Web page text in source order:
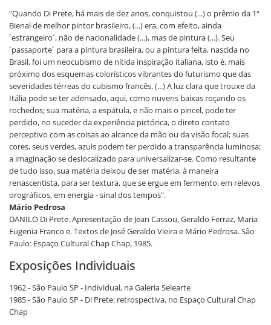
"Quando Di Prete, há mais de dez anos, conquistou (...) o prêmio da 1ª
Bienal de melhor pintor brasileiro, (...) era, com efeito, ainda
´estrangeiro´, não de nacionalidade (...), mas de pintura (...). Seu
´passaporte´ para a pintura brasileira, ou a pintura feita, nascida no
Brasil, foi um neocubismo de nítida inspiração italiana, isto é, mais
próximo dos esquemas colorísticos vibrantes do futurismo que das
severidades térreas do cubismo francês. (...) A luz clara que trouxe da
Itália pode se ter adensado, aqui, como nuvens baixas roçando os
rochedos; sua matéria, a espátula, e não mais o pincel, pode ter
perdido, no suceder da experiência pictórica, o direto contato
perceptivo com as coisas ao alcance da mão ou da visão focal; suas
cores, seus verdes, azuis podem ter perdido a transparência luminosa;
a imaginação se deslocalizado para universalizar-se. Como resultante
de tudo isso, sua matéria deixou de ser matéria, à maneira
renascentista, para ser textura, que se ergue em fermento, em relevos
orográficos, em energia - sinal dos tempos".
Mário Pedrosa
DANILO Di Prete. Apresentação de Jean Cassou, Geraldo Ferraz, Maria
Eugenia Franco e. Textos de José Geraldo Vieira e Mário Pedrosa. São
Paulo: Espaço Cultural Chap Chap, 1985.
Exposições Individuais
1962 - São Paulo SP - Individual, na Galeria Selearte
1985 - São Paulo SP - Di Prete: retrospectiva, no Espaço Cultural Chap
Chap